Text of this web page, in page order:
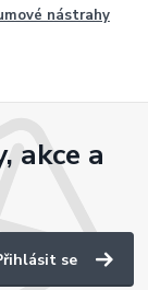
nástrahy
akce a
se